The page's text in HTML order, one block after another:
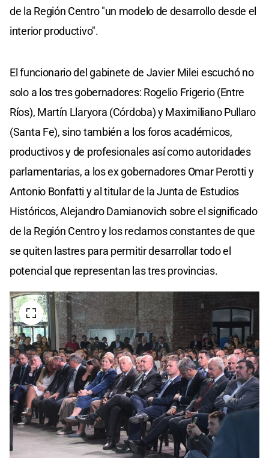
de la Región Centro "un modelo de desarrollo desde el
interior productivo".
El funcionario del gabinete de Javier Milei escuchó no
solo a los tres gobernadores: Rogelio Frigerio (Entre
Ríos), Martín Llaryora (Córdoba) y Maximiliano Pullaro
(Santa Fe), sino también a los foros académicos,
productivos y de profesionales así como autoridades
parlamentarias, a los ex gobernadores Omar Perotti y
Antonio Bonfatti y al titular de la Junta de Estudios
Históricos, Alejandro Damianovich sobre el significado
de la Región Centro y los reclamos constantes de que
se quiten lastres para permitir desarrollar todo el
potencial que representan las tres provincias.